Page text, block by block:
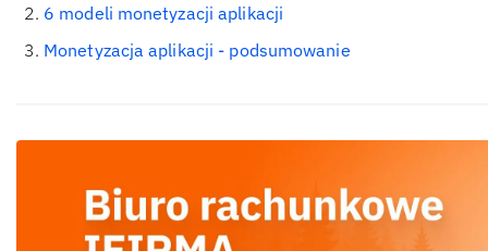
6 modeli monetyzacji aplikacji
Monetyzacja aplikacji - podsumowanie